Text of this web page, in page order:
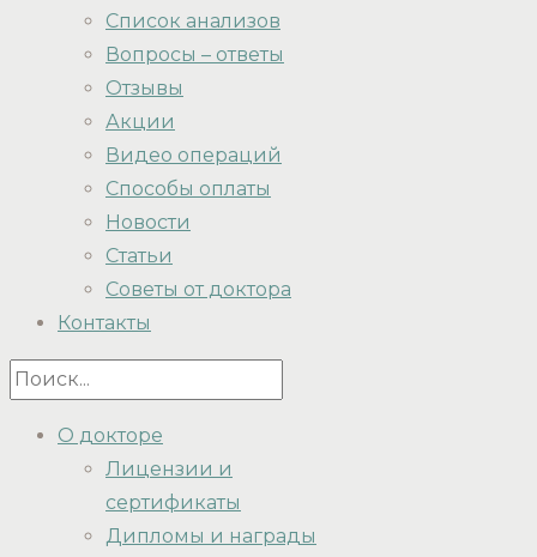
Список анализов
Вопросы – ответы
Отзывы
Акции
Видео операций
Способы оплаты
Новости
Статьи
Советы от доктора
Контакты
О докторе
Лицензии и
сертификаты
Дипломы и награды